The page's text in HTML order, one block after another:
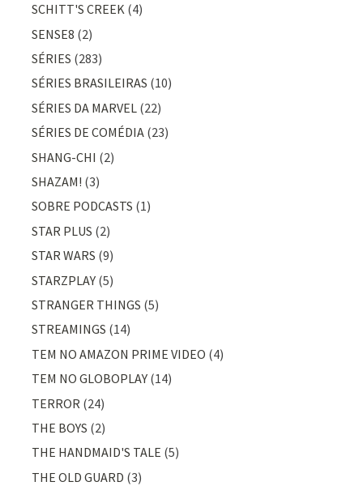
SCHITT'S CREEK (4)
SENSE8 (2)
SÉRIES (283)
SÉRIES BRASILEIRAS (10)
SÉRIES DA MARVEL (22)
SÉRIES DE COMÉDIA (23)
SHANG-CHI (2)
SHAZAM! (3)
SOBRE PODCASTS (1)
STAR PLUS (2)
STAR WARS (9)
STARZPLAY (5)
STRANGER THINGS (5)
STREAMINGS (14)
TEM NO AMAZON PRIME VIDEO (4)
TEM NO GLOBOPLAY (14)
TERROR (24)
THE BOYS (2)
THE HANDMAID'S TALE (5)
THE OLD GUARD (3)